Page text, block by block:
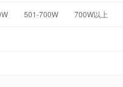
501-700W 700W以上